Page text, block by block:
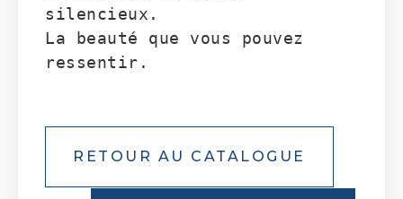
silencieux.
La beauté que vous pouvez
ressentir.
RETOUR AU CATALOGUE